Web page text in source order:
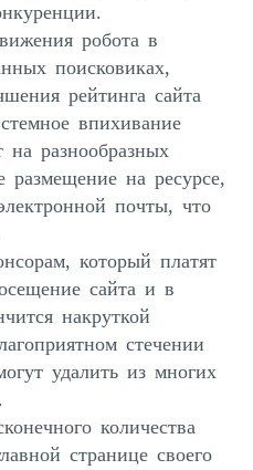
робота в
поисковиках,
рейтинга сайта
впихивание
разнообразных
размещение на ресурсе,
почты, что
который платят
сайта и в
накруткой
стечении
удалить из многих
количества
странице своего